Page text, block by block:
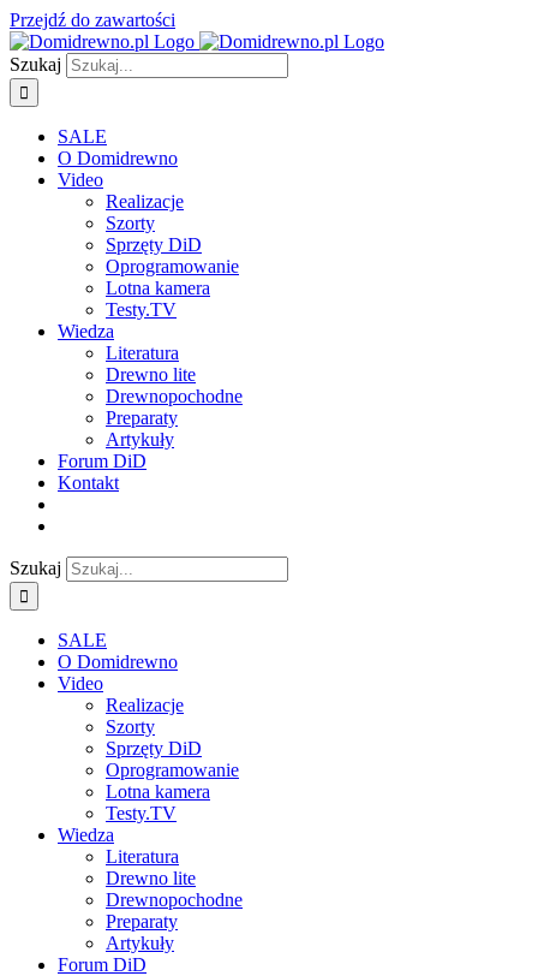
Przejdź do zawartości
Szukaj
SALE
O Domidrewno
Video
Realizacje
Szorty
Sprzęty DiD
Oprogramowanie
Lotna kamera
Testy.TV
Wiedza
Literatura
Drewno lite
Drewnopochodne
Preparaty
Artykuły
Forum DiD
Kontakt
Szukaj
SALE
O Domidrewno
Video
Realizacje
Szorty
Sprzęty DiD
Oprogramowanie
Lotna kamera
Testy.TV
Wiedza
Literatura
Drewno lite
Drewnopochodne
Preparaty
Artykuły
Forum DiD